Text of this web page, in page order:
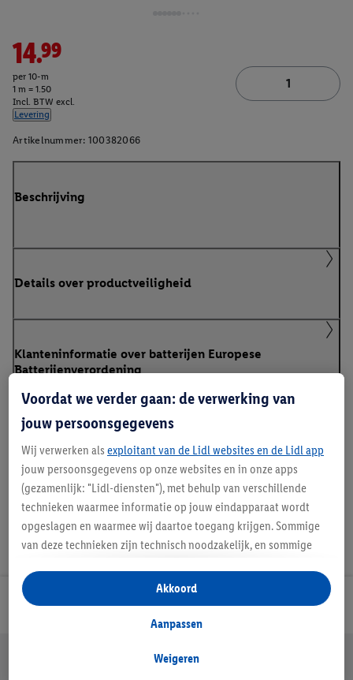
14.99
per 10-m
1 m = 1.50
Incl. BTW excl.
Levering
Artikelnummer: 100382066
Beschrijving
Details over productveiligheid
Klanteninformatie over batterijen Europese
Batterijenverordening
Lidl Nieuwsbrief
Jouw voordelen bij ons als Lidl webshop klant
Voordat we verder gaan: de verwerking van
jouw persoonsgegevens
Wij verwerken als exploitant van de Lidl websites en de Lidl app
jouw persoonsgegevens op onze websites en in onze apps
(gezamenlijk: "Lidl-diensten"), met behulp van verschillende
technieken waarmee informatie op jouw eindapparaat wordt
opgeslagen en waarmee wij daartoe toegang krijgen. Sommige
van deze technieken zijn technisch noodzakelijk, en sommige
opslaan van voorkeursinstellingen, het verzamelen en
analyseren van statistieken of voor het tonen van
gepersonaliseerde reclame binnen en buiten de Lidl-diensten.
gegevens over jouw aankoopgedrag in de winkel ook voor de
Weigeren
Aanpassen
Akkoord